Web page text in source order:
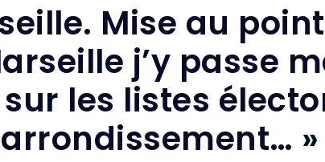
Mise au
j’y passe
les listes
arrondissement… »